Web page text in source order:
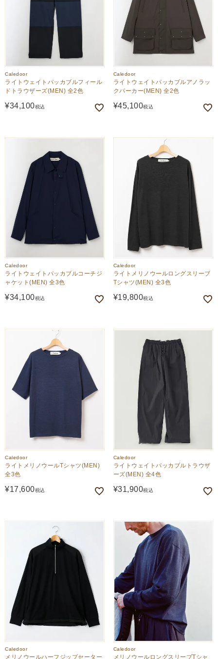
Caledoor
ライトウェイトパッカブルフィール
ドトラウザーズ(MEN) 全2色
¥34,100税込
Caledoor
ライトウェイトパッカブルアノラッ
クパーカー(MEN) 全2色
¥45,100税込
Caledoor
ライトウェイトパッカブルコーチジ
ャケット(MEN) 全3色
¥34,100税込
Caledoor
ライトメリノウールロングスリーブ
Tシャツ(MEN) 全3色
¥19,800税込
Caledoor
ライトメリノウールTシャツ(MEN)
全3色
¥17,600税込
Caledoor
ライトウェイトパッカブルトラウザ
ーズ(MEN) 全4色
¥31,900税込
Caledoor
メリノウールハーフジップセーター
Caledoor
メリノウールロングスリーブTシャ